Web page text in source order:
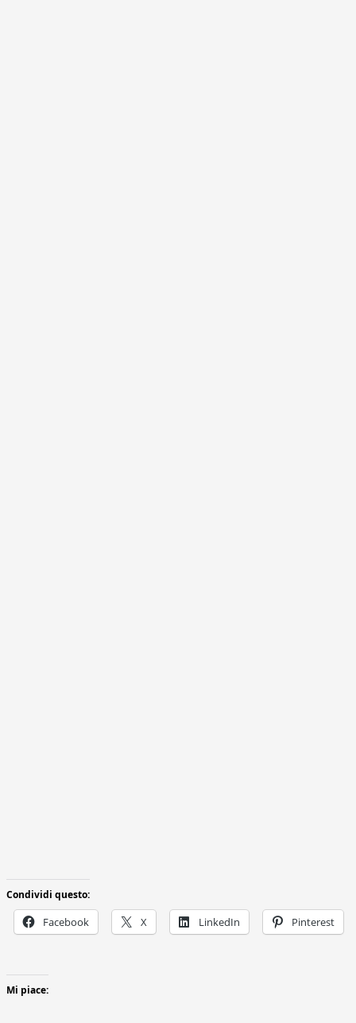
Condividi questo:
Facebook X LinkedIn Pinterest
Mi piace: